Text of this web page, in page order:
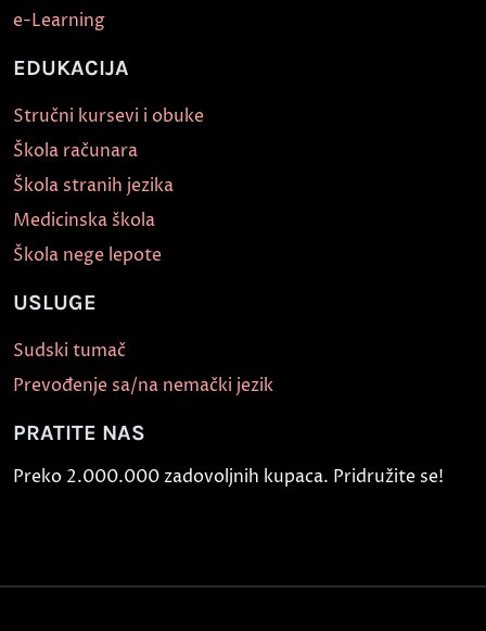
e-Learning
EDUKACIJA
Stručni kursevi i obuke
Škola računara
Škola stranih jezika
Medicinska škola
Škola nege lepote
USLUGE
Sudski tumač
Prevođenje sa/na nemački jezik
PRATITE NAS
Preko 2.000.000 zadovoljnih kupaca. Pridružite se!